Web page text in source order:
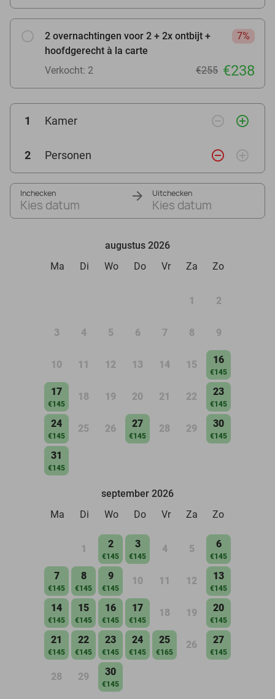
2 overnachtingen voor 2 + 2x ontbijt +
hoofdgerecht à la carte
7%
Verkocht: 2 €255 €238
1 Kamer remove_circle_outline add_circle_outline
2 Personen remove_circle_outline add_circle_outline
Inchecken
Kies datum
Uitchecken
Kies datum
augustus 2026
Ma
Di Wo Do Vr Za Zo
1 2
3 4 5 6 7 8 9
10 11 12 13 14 15 16
€145
17
€145
18 19 20 21 22 23
€145
24
€145
25 26 27
€145
28 29 30
€145
31
€145
september 2026
Ma
Di Wo Do Vr Za Zo
1 2
€145
3
€145
4 5 6
€145
7
€145
8
€145
9
€145
10 11 12 13
€145
14
€145
15
€145
16
€145
17
€145
18 19 20
€145
21
€145
22
€145
23
€145
24
€145
25
€165
26 27
€145
28 29 30
€145